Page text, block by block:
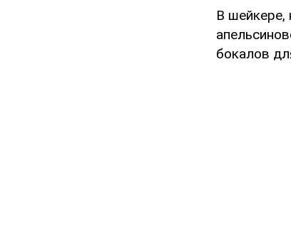
В шейкере,
бокалов